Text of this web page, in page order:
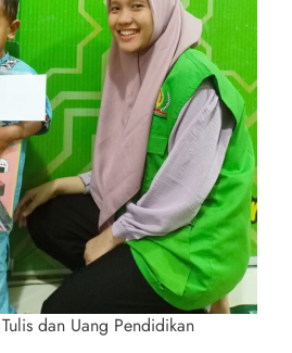
dan Uang Pendidikan